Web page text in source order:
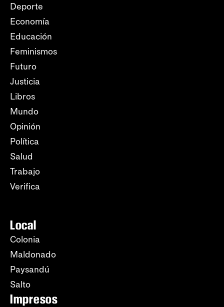
Deporte
Economía
Educación
Feminismos
Futuro
Justicia
Libros
Mundo
Opinión
Política
Salud
Trabajo
Verifica
Local
Colonia
Maldonado
Paysandú
Salto
Impresos